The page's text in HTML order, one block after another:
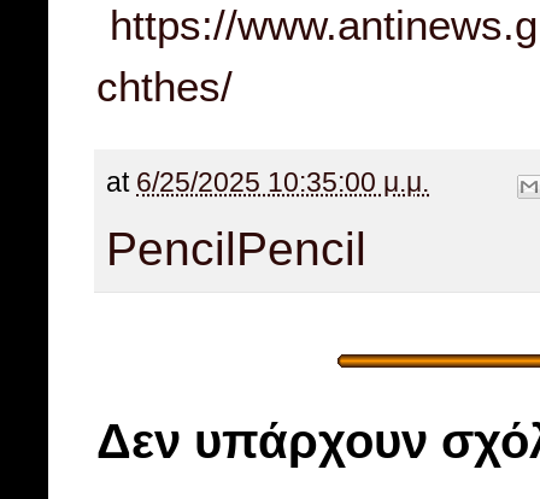
https://
chthes/
at 6/25/2025 10:35:00 μ.μ.
PencilPencil
Δεν υπάρχουν